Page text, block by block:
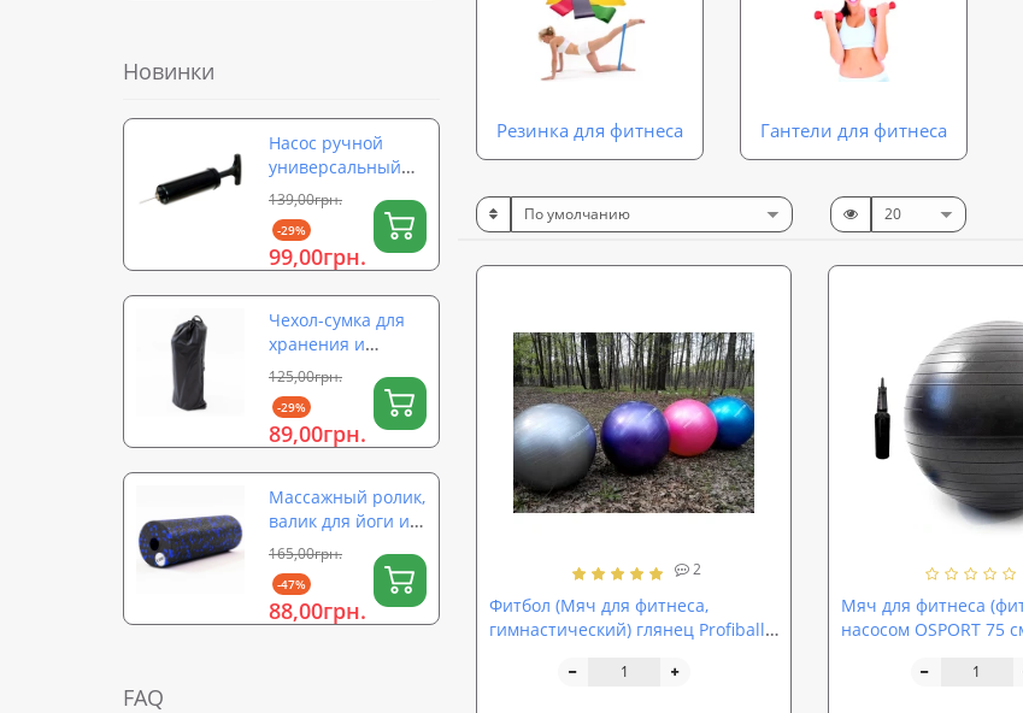
Новинки
Насос ручной
универсальный
для мячей,
надувных
изделий,
фитболов OSPORT
139,00грн.
-29%
99,00грн.
Чехол-сумка для
хранения и
переноски ролика
для йоги (валика)
на затяжке 56×26
см OSPORT (OF-
125,00грн.
-29%
89,00грн.
Массажный ролик,
валик для йоги и
массажа спины
EPP (массажер для
спины, шеи, ног)
OSPORT 15х5см
165,00грн.
-47%
88,00грн.
FAQ
Резинка для фитнеса Гантели для фитнеса
2
Фитбол (Мяч для фитнеса,
гимнастический) глянец Profiball
Мяч для фитнеса
насосом OSPORT 75